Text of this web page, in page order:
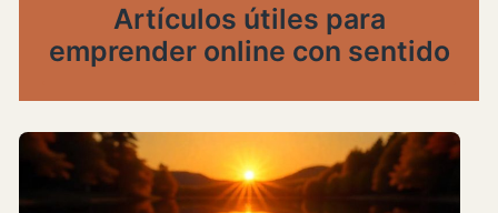
Artículos útiles para
emprender online con sentido